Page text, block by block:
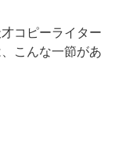
コピーライター
こんな一節があ